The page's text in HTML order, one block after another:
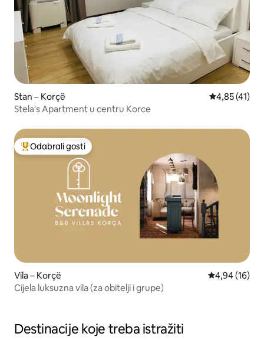
Stan – Korçë Prosječna
4,85 (41)
Stela's Apartment u centru Korce
Među najviše rangiranima s oznakom „Odabrali gosti”
Odabrali gosti
Vila – Korçë Prosječna
4,94 (16)
Cijela luksuzna vila (za obitelji i grupe)
Destinacije koje treba istražiti